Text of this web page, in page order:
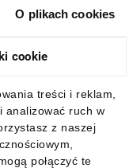
O plikach cookies
cookie
treści i reklam,
analizować ruch w
z naszej
połączyć te